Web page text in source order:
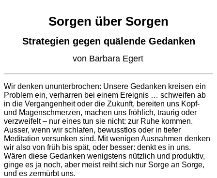
Sorgen über Sorgen
Strategien gegen quälende Gedanken
von Barbara Egert
Wir denken ununterbrochen: Unsere Gedanken kreisen ein
Problem ein, verharren bei einem Ereignis … schweifen ab
in die Vergangenheit oder die Zukunft, bereiten uns Kopf-
und Magenschmerzen, machen uns fröhlich, traurig oder
verzweifelt – nur eines tun sie nicht: zur Ruhe kommen.
Ausser, wenn wir schlafen, bewusstlos oder in tiefer
Meditation versunken sind. Mit wenigen Ausnahmen denken
wir also von früh bis spät, oder besser: denkt es in uns.
Wären diese Gedanken wenigstens nützlich und produktiv,
ginge es ja noch, aber meist reiht sich nur Sorge an Sorge,
und es zermürbt uns.